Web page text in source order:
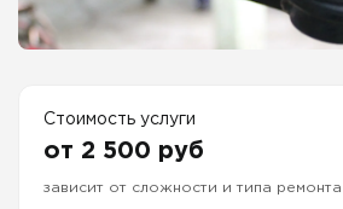
Стоимость услуги
от 2 500 руб
зависит от сложности и типа ремонта